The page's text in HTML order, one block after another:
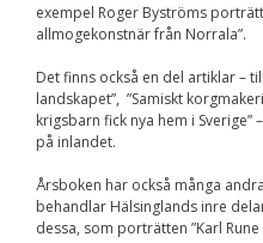
exempel Roger Byströms porträtt
allmogekonstnär från Norrala”.
Det finns också en del artiklar –
landskapet”, ”Samiskt
krigsbarn fick nya hem i
på inlandet.
Årsboken har också många
behandlar Hälsinglands inre
dessa, som porträtten ”Karl